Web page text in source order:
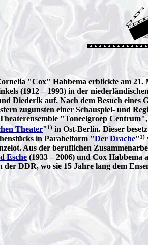
"Cox" Habbema erblickte am
(1912 – 1993) in der
Diederik auf. Nach dem Besuch eines
zugunsten einer Schauspiel- und
"Toneelgroep
Theater"1) in Ost-Berlin. Dieser
in Parabelform "Der Drache" 1)
Aus der beruflichen
Esche (1933 – 2006) und Cox Habbema
DDR, wo sie 15 Jahre lang dem